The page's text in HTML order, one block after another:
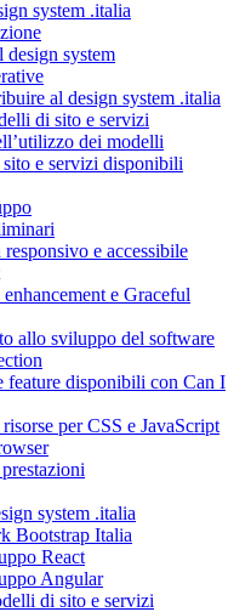
system .italia
system
al design system .italia
di sito e servizi
dei modelli
e servizi disponibili
e accessibile
e Graceful
allo sviluppo del software
feature disponibili con Can I
per CSS e JavaScript
system .italia
Bootstrap Italia
React
Angular
di sito e servizi